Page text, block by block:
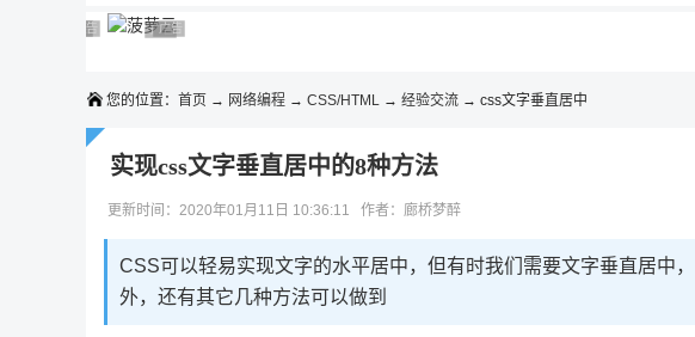
广告 商业广告，理性选择
广告 商业广告，理性选择
广告 商业广告，理性选择广告 商业广告，理性选择
广告 商业广告，理性选择
您的位置： 首页 → 网络编程 → CSS/HTML → 经验交流 → css文字垂直居中
实现css文字垂直居中的8种方法
更新时间：2020年01月11日 10:36:11 作者：廊桥梦醉
CSS可以轻易实现文字的水平居中，但有时我们需要文字垂直居中
外，还有其它几种方法可以做到